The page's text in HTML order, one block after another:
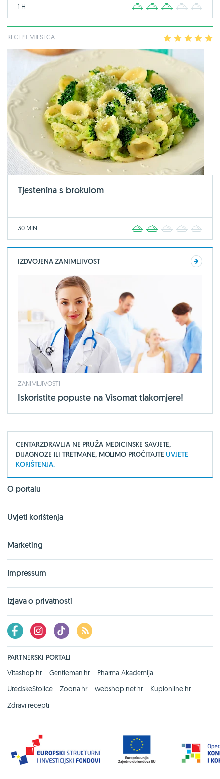
1 H 2 3 4
RECEPT MJESECA 2 3 4
Tjestenina s brokulom
30 MIN 2 3 4
IZDVOJENA ZANIMLJIVOST
ZANIMLJIVOSTI
Iskoristite popuste na Visomat tlakomjere!
CENTARZDRAVLJA NE PRUŽA MEDICINSKE SAVJETE,
DIJAGNOZE ILI TRETMANE, MOLIMO PROČITAJTE UVJETE
KORIŠTENJA.
O portalu
Uvjeti korištenja
Marketing
Impressum
Izjava o privatnosti
PARTNERSKI PORTALI
Vitashop.hr
Gentleman.hr
Pharma Akademija
UredskeStolice
Zoona.hr webshop.net.hr
Kupionline.hr
Zdravi recepti